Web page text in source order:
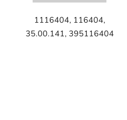
1116404, 116404,
35.00.141, 395116404